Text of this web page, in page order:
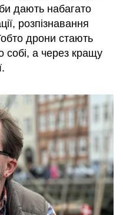
дають набагато
розпізнавання
дрони стають
собі, а через кращу